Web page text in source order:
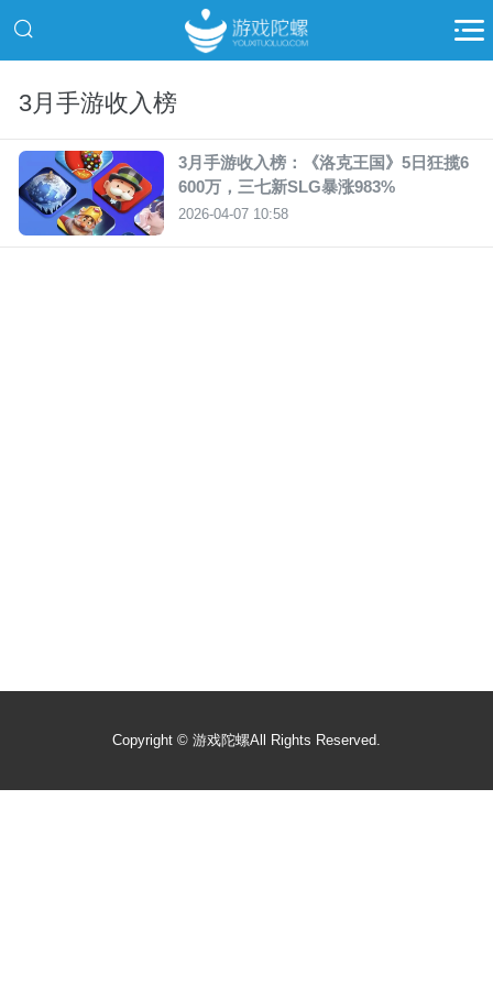
3月手游收入榜
3月手游收入榜：《洛克王国》5日狂揽6
600万，三七新SLG暴涨983%
2026-04-07 10:58
Copyright © 游戏陀螺All Rights Reserved.